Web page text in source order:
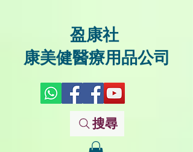
盈康社
康美健醫療用品公司
搜尋